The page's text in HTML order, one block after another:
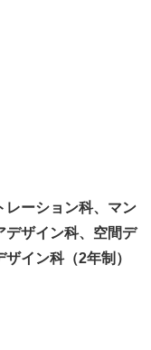
レーション科、マン
デザイン科、空間デ
イン科（2年制）